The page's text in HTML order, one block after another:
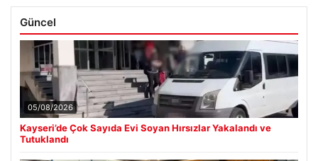
Güncel
05/08/2026
Kayseri’de Çok Sayıda Evi Soyan Hırsızlar Yakalandı ve
Tutuklandı